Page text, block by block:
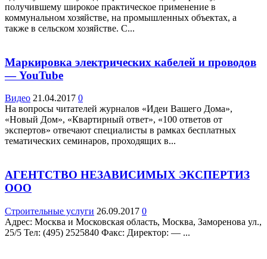
получившему широкое практическое применение в
коммунальном хозяйстве, на промышленных объектах, а
также в сельском хозяйстве. С...
Маркировка электрических кабелей и проводов
— YouTube
Видео 21.04.2017 0
На вопросы читателей журналов «Идеи Вашего Дома»,
«Новый Дом», «Квартирный ответ», «100 ответов от
экспертов» отвечают специалисты в рамках бесплатных
тематических семинаров, проходящих в...
АГЕНТСТВО НЕЗАВИСИМЫХ ЭКСПЕРТИЗ
ООО
Строительные услуги 26.09.2017 0
Адрес: Москва и Московская область, Москва, Заморенова ул.,
25/5 Teл: (495) 2525840 Факс: Директор: — ...